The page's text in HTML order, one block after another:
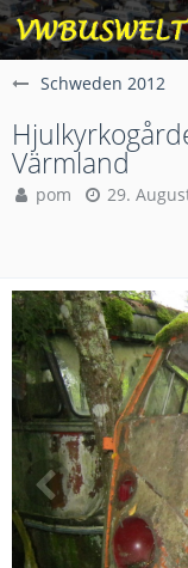
Schweden 2012
Värmland
pom 29.